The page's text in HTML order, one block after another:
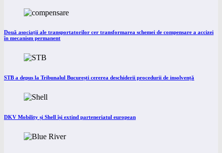
Două asociații ale transportatorilor cer transformarea schemei de compensare a accizei
în mecanism permanent
STB a depus la Tribunalul București cererea deschiderii procedurii de insolvență
DKV Mobility și Shell își extind parteneriatul european